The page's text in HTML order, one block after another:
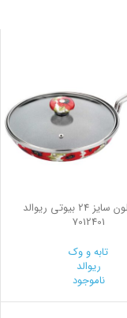
تابه تفلون سایز 24 بیوتی ریوالد
7012401
تابه و وک
ریوالد
ناموجود